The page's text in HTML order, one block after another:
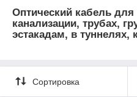
Оптический кабель
канализации, трубах,
эстакадам, в туннелях,
Сортировка